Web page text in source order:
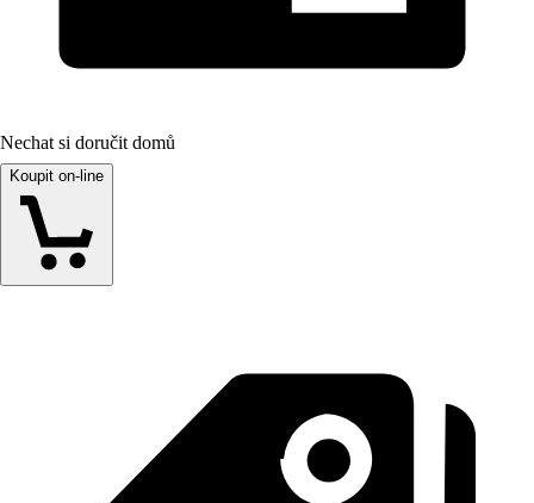
Nechat si doručit domů
Koupit on-line